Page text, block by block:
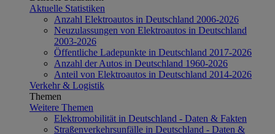
Aktuelle Statistiken
Anzahl Elektroautos in Deutschland 2006-2026
Neuzulassungen von Elektroautos in Deutschland
2003-2026
Öffentliche Ladepunkte in Deutschland 2017-2026
Anzahl der Autos in Deutschland 1960-2026
Anteil von Elektroautos in Deutschland 2014-2026
Verkehr & Logistik
Themen
Weitere Themen
Elektromobilität in Deutschland - Daten & Fakten
Straßenverkehrsunfälle in Deutschland - Daten &